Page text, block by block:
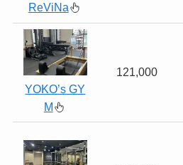
ReViNa
YOKO’s GY
M
121,000